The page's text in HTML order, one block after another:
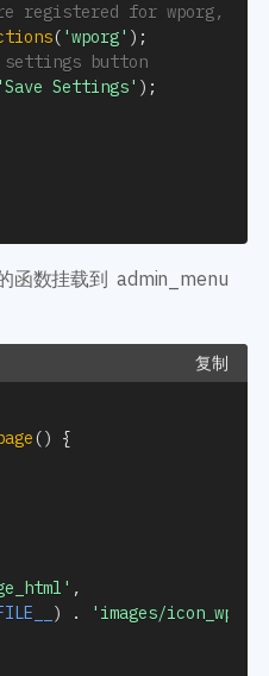
registered for wporg,
( 'wporg' ) ;
button
'Save Settings' ) ;
函数挂载到 admin_menu
复制
()
{
,
) .
'images/